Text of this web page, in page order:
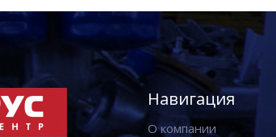
Навигация
О компании